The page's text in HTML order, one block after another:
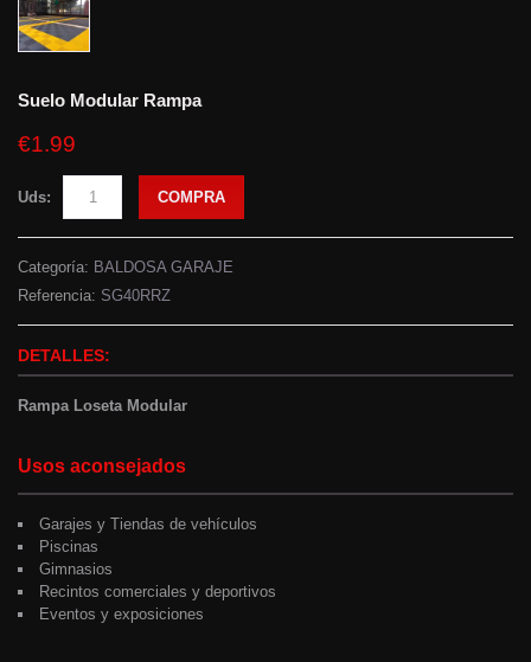
Suelo Modular Rampa
€1.99
Uds: COMPRA
Categoría: BALDOSA GARAJE
Referencia: SG40RRZ
DETALLES:
Rampa Loseta Modular
Usos aconsejados
Garajes y Tiendas de vehículos
Piscinas
Gimnasios
Recintos comerciales y deportivos
Eventos y exposiciones